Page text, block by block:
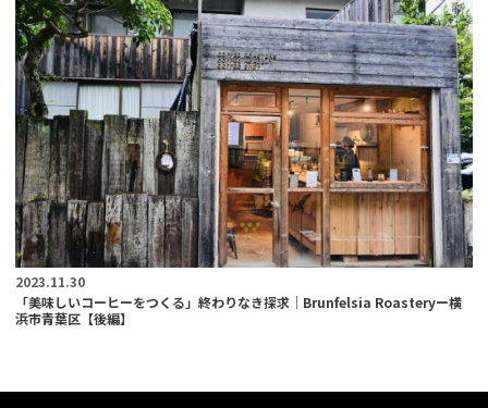
2023.11.30
「美味しいコーヒーをつくる」終わりなき探求｜Brunfelsia Roasteryー横
浜市青葉区【後編】